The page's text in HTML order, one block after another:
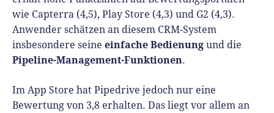
wie Capterra (4,5), Play Store (4,3) und G2 (4,3).
Anwender schätzen an diesem CRM-System
insbesondere seine einfache Bedienung und die
Pipeline-Management-Funktionen.
Im App Store hat Pipedrive jedoch nur eine
Bewertung von 3,8 erhalten. Das liegt vor allem an